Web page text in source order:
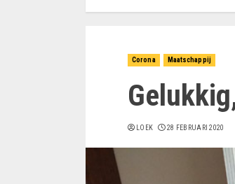
Corona Maatschappij
LOEK 28 FEBRUARI 2020